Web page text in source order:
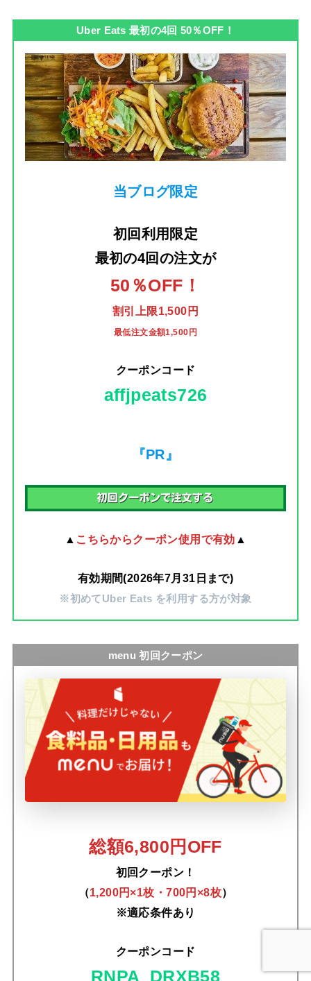
Uber Eats 最初の4回 50％OFF！
当ブログ限定
初回利用限定
最初の4回の注文が
50％OFF！
割引上限1,500円
最低注文金額1,500円
クーポンコード
affjpeats726
『PR』
▲ こちらからクーポン使用で有効 ▲
有効期間(2026年7月31日まで)
※初めてUber Eats を利用する方が対象
menu 初回クーポン
総額6,800円OFF
初回クーポン！
（1,200円×1枚・700円×8枚）
※適応条件あり
クーポンコード
RNPA_DRXB58